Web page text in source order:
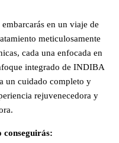
en un viaje de
meticulosamente
cada una enfocada en
integrado de INDIBA
un cuidado completo y
rejuvenecedora y
conseguirás: